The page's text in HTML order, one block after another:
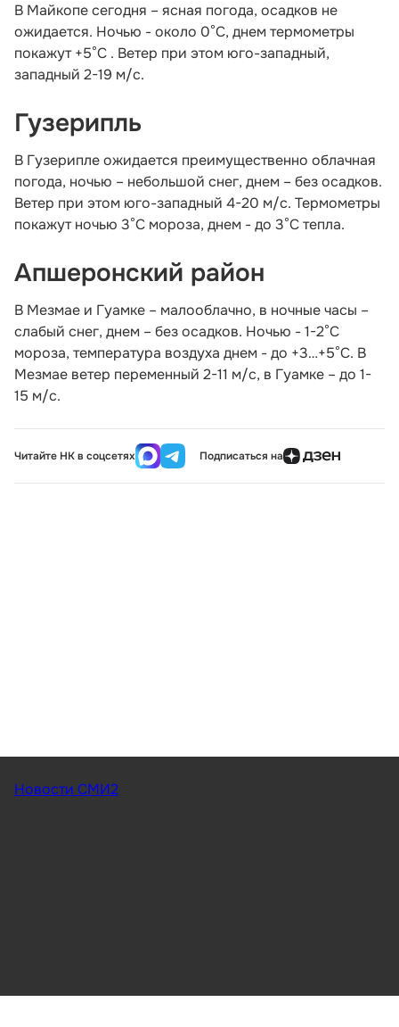
В Майкопе сегодня – ясная погода, осадков не
ожидается. Ночью - около 0°С, днем термометры
покажут +5°С . Ветер при этом юго-западный,
западный 2-19 м/с.
Гузерипль
В Гузерипле ожидается преимущественно облачная
погода, ночью – небольшой снег, днем – без осадков.
Ветер при этом юго-западный 4-20 м/с. Термометры
покажут ночью 3°С мороза, днем - до 3°С тепла.
Апшеронский район
В Мезмае и Гуамке – малооблачно, в ночные часы –
слабый снег, днем – без осадков. Ночью - 1-2°С
мороза, температура воздуха днем - до +3…+5°С. В
Мезмае ветер переменный 2-11 м/с, в Гуамке – до 1-
15 м/с.
Читайте НК в соцсетях Подписаться на
Новости СМИ2